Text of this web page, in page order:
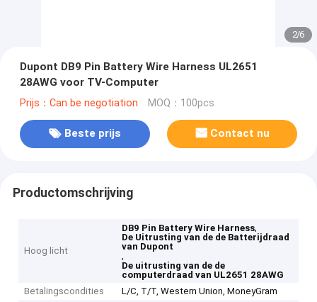
2/6
Dupont DB9 Pin Battery Wire Harness UL2651
28AWG voor TV-Computer
Prijs：Can be negotiation MOQ：100pcs
Beste prijs Contact nu
Productomschrijving
Hoog licht
DB9 Pin Battery Wire Harness,
De Uitrusting van de de Batterijdraad
van Dupont
,
De uitrusting van de de
computerdraad van UL2651 28AWG
Betalingscondities
L/C, T/T, Western Union, MoneyGram